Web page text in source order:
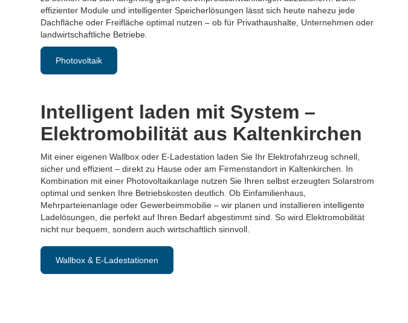
effizienter Module und intelligenter Speicherlösungen lässt sich heute nahezu jede
Dachfläche oder Freifläche optimal nutzen – ob für Privathaushalte, Unternehmen oder
landwirtschaftliche Betriebe.
Photovoltaik
Intelligent laden mit System –
Elektromobilität aus Kaltenkirchen
Mit einer eigenen Wallbox oder E-Ladestation laden Sie Ihr Elektrofahrzeug schnell,
sicher und effizient – direkt zu Hause oder am Firmenstandort in Kaltenkirchen. In
Kombination mit einer Photovoltaikanlage nutzen Sie Ihren selbst erzeugten Solarstrom
optimal und senken Ihre Betriebskosten deutlich. Ob Einfamilienhaus,
Mehrparteienanlage oder Gewerbeimmobilie – wir planen und installieren intelligente
Ladelösungen, die perfekt auf Ihren Bedarf abgestimmt sind. So wird Elektromobilität
nicht nur bequem, sondern auch wirtschaftlich sinnvoll.
Wallbox & E-Ladestationen